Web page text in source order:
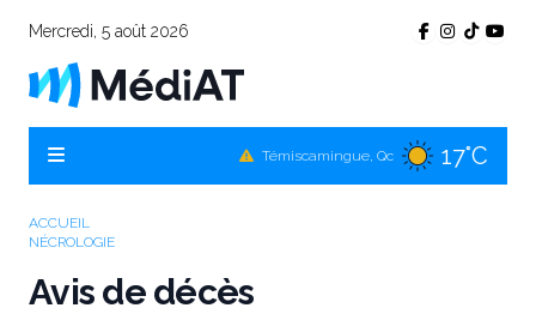
Mercredi, 5 août 2026
17°C
17°C
ACCUEIL
NÉCROLOGIE
Avis de décès